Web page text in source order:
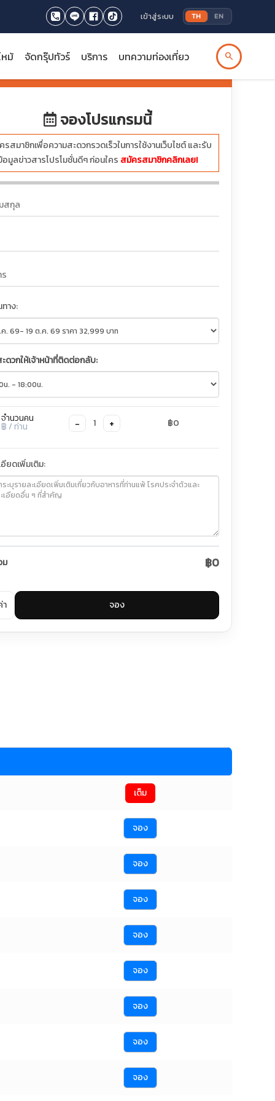
เข้าสู่ระบบ TH EN
หม้ จัดกรุ๊ปทัวร์ บริการ บทความท่องเที่ยว search
บาท
จองโปรแกรมนี้
สมาชิกเพื่อความสะดวกรวดเร็วในการใช้งานเว็บไซต์ และรับ
อมูลข่าวสารโปรโมชั่นดีๆ ก่อนใคร สมัครสมาชิกคลิกเลย!
าง:
ะดวกให้เจ้าหน้าที่ติดต่อกลับ:
จำนวนคน
฿ / ท่าน − 1 + ฿0
ยดเพิ่มเติม:
ม ฿0
า จอง
เต็ม
จอง
จอง
จอง
จอง
จอง
จอง
จอง
จอง